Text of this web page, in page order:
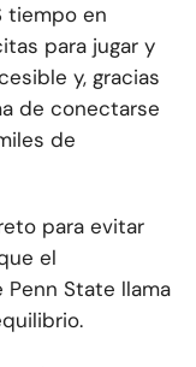
tiempo en
para jugar y
y, gracias
de conectarse
de
para evitar
el
Penn State llama